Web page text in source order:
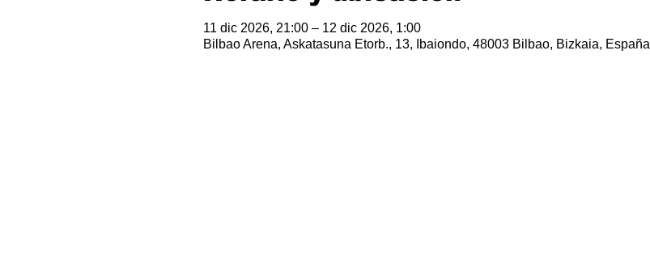
11 dic 2026, 21:00 – 12 dic 2026, 1:00
Bilbao Arena, Askatasuna Etorb., 13, Ibaiondo, 48003 Bilbao, Bizkaia, España